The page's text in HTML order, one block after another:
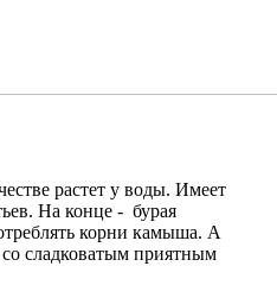
растет у воды. Имеет
На конце - бурая
корни камыша. А
сладковатым приятным